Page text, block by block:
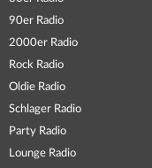
90er Radio
2000er Radio
Rock Radio
Oldie Radio
Schlager Radio
Party Radio
Lounge Radio